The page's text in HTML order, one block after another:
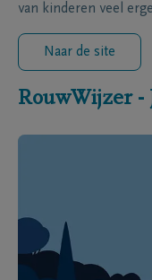
van kinderen veel
Naar de site
RouwWijzer -